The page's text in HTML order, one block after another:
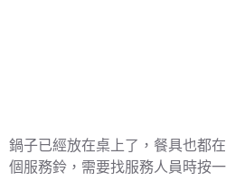
鍋子已經放在桌上了，餐具也都
個服務鈴，需要找服務人員時按